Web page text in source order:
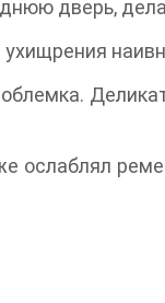
дверь,